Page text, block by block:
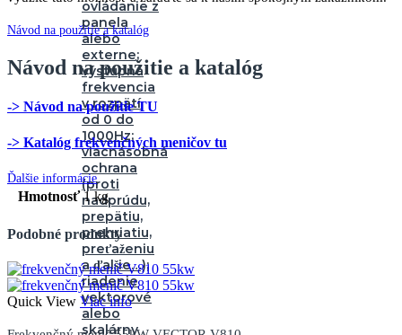
ovládanie z
panela
alebo
externe;
výstupná
frekvencia
v rozpätí
od 0 do
1000Hz;
viacnásobná
ochrana
(proti
nadprúdu,
prepätiu,
prehriatiu,
preťaženiu
a ďalšie…);
riadenie
vektorové
alebo
skalárny
Návod na použitie a katalóg
Návod na použitie a katalóg
-> Návod na použitie TU
-> Katalóg frekvenčných meničov tu
Ďalšie informácie
Hmotnosť 1 kg
Podobné produkty
Quick View Viac info